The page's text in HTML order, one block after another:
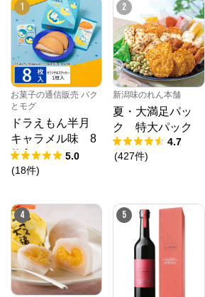
1
お菓子の通信販売 パク
とモグ
ドラえもん半月
キャラメル味 8
枚入
5.0
(18件)
2
新潟味のれん本舗
夏・大満足パッ
ク 特大パック
4.7
(427件)
4 5